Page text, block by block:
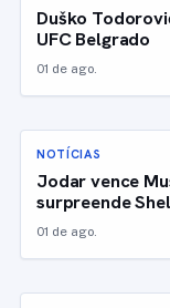
Duško
UFC Belgrado
01 de ago.
NOTÍCIAS
Jodar vence
surpreende
01 de ago.